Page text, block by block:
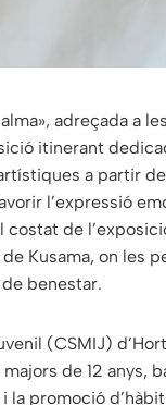
adreçada a
itinerant
a partir
l’expressió
de
Kusama, on les
benestar.
(CSMIJ)
de 12 anys,
promoció